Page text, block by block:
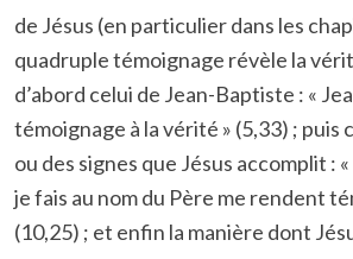
de Jésus (en particulier dans les
quadruple témoignage révèle la
d’abord celui de Jean-Baptiste : «
témoignage à la vérité » (5,33) ; puis
ou des signes que Jésus accomplit :
je fais au nom du Père me rendent
(10,25) ; et enfin la manière dont